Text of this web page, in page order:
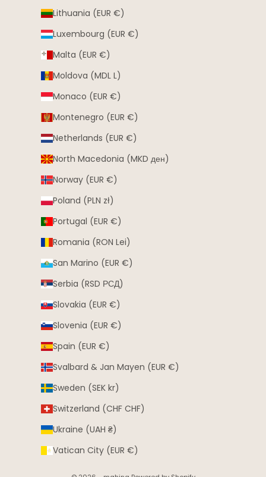
Lithuania (EUR €)
Luxembourg (EUR €)
Malta (EUR €)
Moldova (MDL L)
Monaco (EUR €)
Montenegro (EUR €)
Netherlands (EUR €)
North Macedonia (MKD ден)
Norway (EUR €)
Poland (PLN zł)
Portugal (EUR €)
Romania (RON Lei)
San Marino (EUR €)
Serbia (RSD РСД)
Slovakia (EUR €)
Slovenia (EUR €)
Spain (EUR €)
Svalbard & Jan Mayen (EUR €)
Sweden (SEK kr)
Switzerland (CHF CHF)
Ukraine (UAH ₴)
Vatican City (EUR €)